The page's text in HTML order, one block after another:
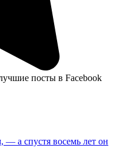
посты в Facebook
— а спустя восемь лет он